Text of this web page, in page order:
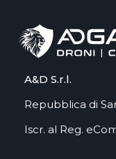
A&D S.r.l.
Repubblica di
Iscr. al Reg.